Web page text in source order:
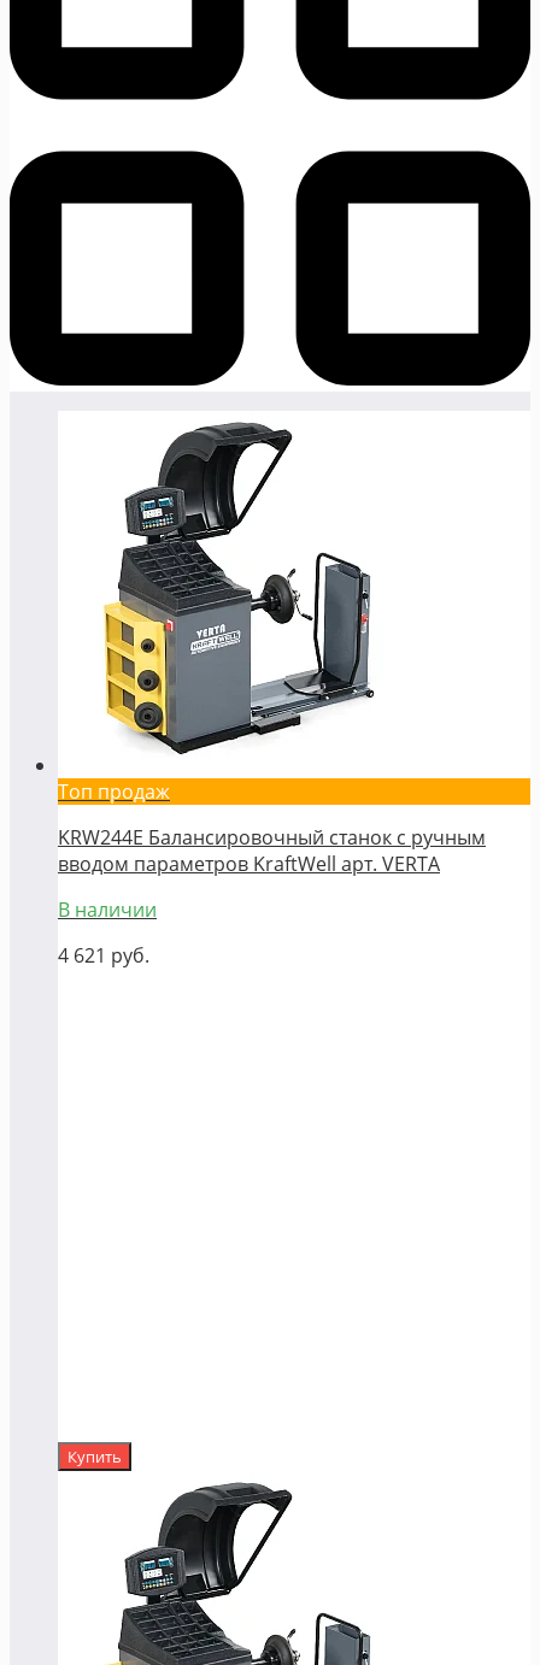
Топ продаж
KRW244E Балансировочный станок с ручным
вводом параметров KraftWell арт. VERTA
В наличии
4 621 руб.
Купить